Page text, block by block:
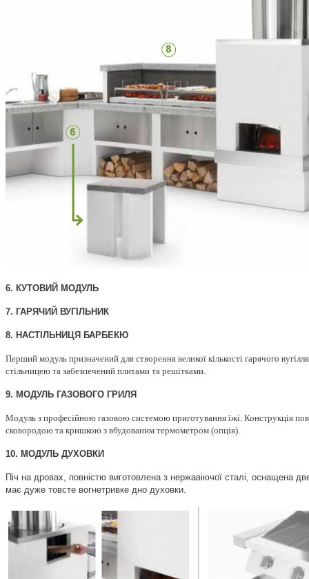
6. КУТОВИЙ МОДУЛЬ
7. ГАРЯЧИЙ ВУГІЛЬНИК
8. НАСТІЛЬНИЦЯ БАРБЕКЮ
Перший модуль призначений для створення великої кількості гарячого
стільницею та забезпечений плитами та решітками.
9. МОДУЛЬ ГАЗОВОГО ГРИЛЯ
Модуль з професійною газовою системою приготування їжі. Конструкція
сковородою та кришкою з вбудованим термометром (опція).
10. МОДУЛЬ ДУХОВКИ
Піч на дровах, повністю виготовлена з нержавіючої сталі, оснащена
має дуже товсте вогнетривке дно духовки.